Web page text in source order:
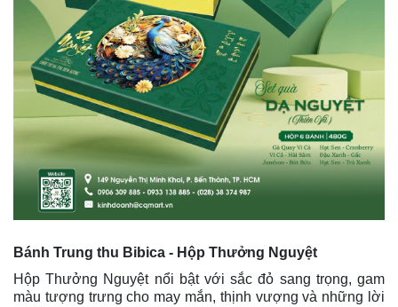
Bánh Trung thu Bibica - Hộp Thưởng Nguyệt
Hộp Thưởng Nguyệt nổi bật với sắc đỏ sang trọng, gam
màu tượng trưng cho may mắn, thịnh vượng và những lời